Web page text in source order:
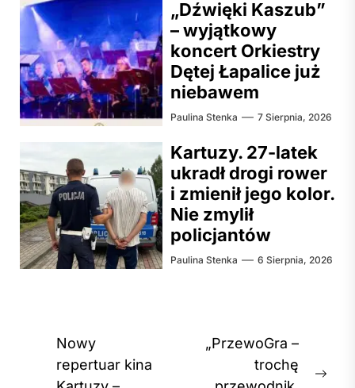
„Dźwięki Kaszub”
– wyjątkowy
koncert Orkiestry
Dętej Łapalice już
niebawem
Paulina Stenka 7 Sierpnia, 2026
Kartuzy. 27-latek
ukradł drogi rower
i zmienił jego kolor.
Nie zmylił
policjantów
Paulina Stenka 6 Sierpnia, 2026
Nawigacja
wpisu
Nowy
repertuar kina
„PrzewoGra –
trochę